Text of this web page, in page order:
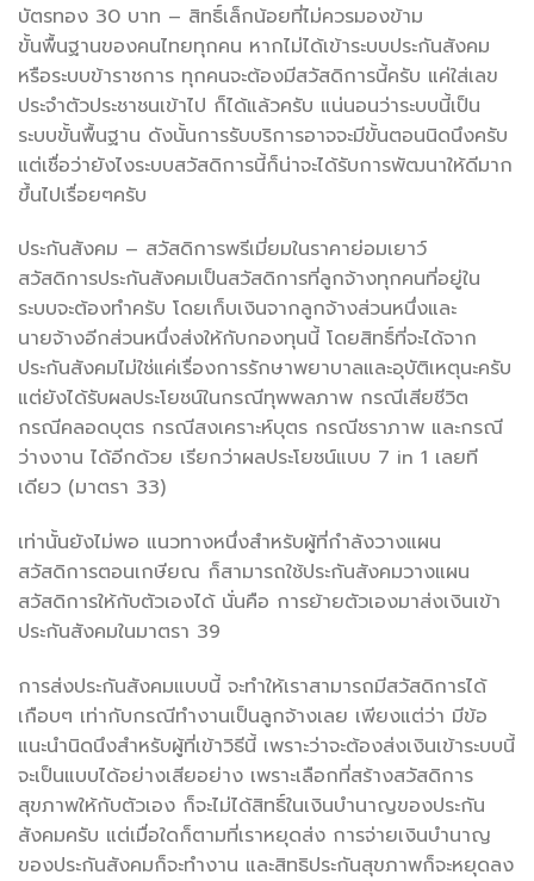
บัตรทอง 30 บาท – สิทธิ์เล็กน้อยที่ไม่ควรมองข้าม
ขั้นพื้นฐานของคนไทยทุกคน หากไม่ได้เข้าระบบประกันสังคม
หรือระบบข้าราชการ ทุกคนจะต้องมีสวัสดิการนี้ครับ แค่ใส่เลข
ประจำตัวประชาชนเข้าไป ก็ได้แล้วครับ แน่นอนว่าระบบนี้เป็น
ระบบขั้นพื้นฐาน ดังนั้นการรับบริการอาจจะมีขั้นตอนนิดนึงครับ
แต่เชื่อว่ายังไงระบบสวัสดิการนี้ก็น่าจะได้รับการพัฒนาให้ดีมาก
ขึ้นไปเรื่อยๆครับ
ประกันสังคม – สวัสดิการพรีเมี่ยมในราคาย่อมเยาว์
สวัสดิการประกันสังคมเป็นสวัสดิการที่ลูกจ้างทุกคนที่อยู่ใน
ระบบจะต้องทำครับ โดยเก็บเงินจากลูกจ้างส่วนหนึ่งและ
นายจ้างอีกส่วนหนึ่งส่งให้กับกองทุนนี้ โดยสิทธิ์ที่จะได้จาก
ประกันสังคมไม่ใช่แค่เรื่องการรักษาพยาบาลและอุบัติเหตุนะครับ
แต่ยังได้รับผลประโยชน์ในกรณีทุพพลภาพ กรณีเสียชีวิต
กรณีคลอดบุตร กรณีสงเคราะห์บุตร กรณีชราภาพ และกรณี
ว่างงาน ได้อีกด้วย เรียกว่าผลประโยชน์แบบ 7 in 1 เลยที
เดียว (มาตรา 33)
เท่านั้นยังไม่พอ แนวทางหนึ่งสำหรับผู้ที่กำลังวางแผน
สวัสดิการตอนเกษียณ ก็สามารถใช้ประกันสังคมวางแผน
สวัสดิการให้กับตัวเองได้ นั่นคือ การย้ายตัวเองมาส่งเงินเข้า
ประกันสังคมในมาตรา 39
การส่งประกันสังคมแบบนี้ จะทำให้เราสามารถมีสวัสดิการได้
เกือบๆ เท่ากับกรณีทำงานเป็นลูกจ้างเลย เพียงแต่ว่า มีข้อ
แนะนำนิดนึงสำหรับผู้ที่เข้าวิธีนี้ เพราะว่าจะต้องส่งเงินเข้าระบบนี้
จะเป็นแบบได้อย่างเสียอย่าง เพราะเลือกที่สร้างสวัสดิการ
สุขภาพให้กับตัวเอง ก็จะไม่ได้สิทธิ์ในเงินบำนาญของประกัน
สังคมครับ แต่เมื่อใดก็ตามที่เราหยุดส่ง การจ่ายเงินบำนาญ
ของประกันสังคมก็จะทำงาน และสิทธิประกันสุขภาพก็จะหยุดลง